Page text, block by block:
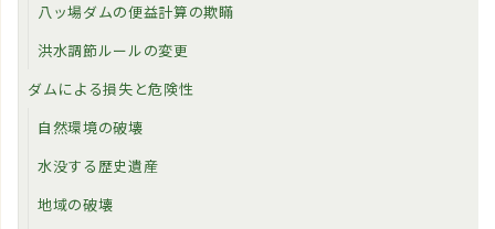
八ッ場ダムの便益計算の欺瞞
洪水調節ルールの変更
ダムによる損失と危険性
自然環境の破壊
水没する歴史遺産
地域の破壊